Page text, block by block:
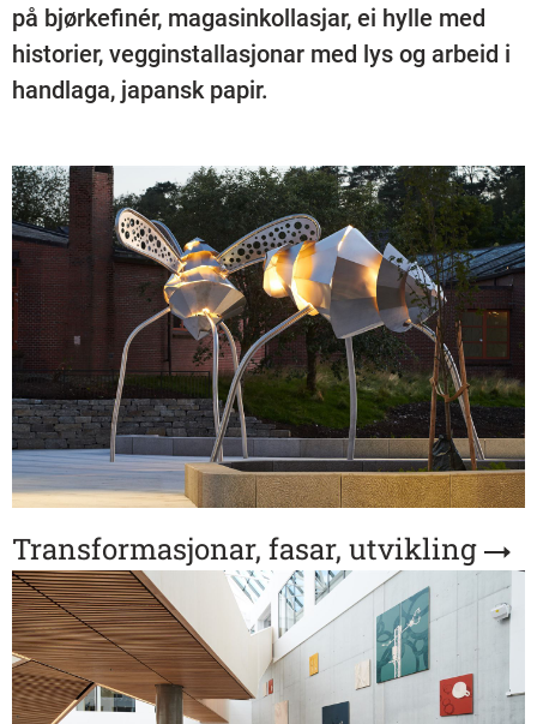
på bjørkefinér, magasinkollasjar, ei hylle med
historier, vegginstallasjonar med lys og arbeid i
handlaga, japansk papir.
Transformasjonar, fasar, utvikling